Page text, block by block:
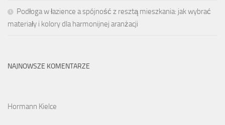
Podłoga w łazience a spójność z resztą mieszkania: jak wybrać
materiały i kolory dla harmonijnej aranżacji
NAJNOWSZE KOMENTARZE
Hormann Kielce